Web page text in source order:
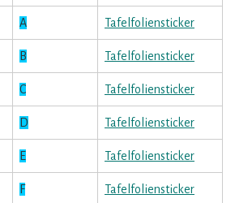
A Tafelfoliensticker
B Tafelfoliensticker
C Tafelfoliensticker
D Tafelfoliensticker
E Tafelfoliensticker
F Tafelfoliensticker